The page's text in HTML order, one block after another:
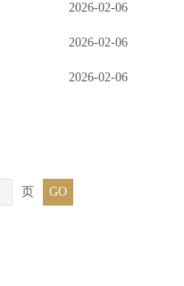
2026-02-06
2026-02-06
2026-02-06
页 GO